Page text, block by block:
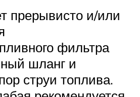
прерывисто и/или
фильтра
шланг и
струи топлива.